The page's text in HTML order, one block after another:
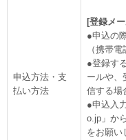
申込方法・支
払い方法
[登録メ
●申込の
（携帯
●登録す
ールや、
信する場
●申込入
o.jp」か
をお願い